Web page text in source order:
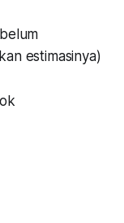
estimasinya)